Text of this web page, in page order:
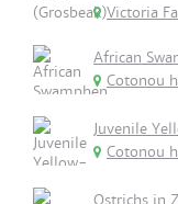
Victoria
African
Cotonou
Juvenile
Cotonou
Ostrichs in